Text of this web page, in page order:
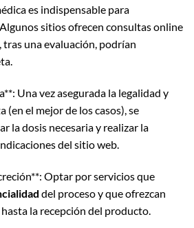
es indispensable para
sitios ofrecen consultas online
una evaluación, podrían
Una vez asegurada la legalidad y
(en el mejor de los casos), se
la dosis necesaria y realizar la
del sitio web.
Optar por servicios que
del proceso y que ofrezcan
la recepción del producto.